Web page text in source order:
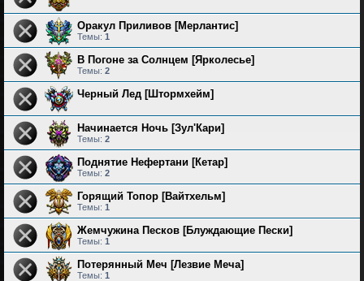
Оракул Приливов [Мерлантис]
Темы: 1
В Погоне за Солнцем [Ярколесье]
Темы: 2
Черный Лед [Штормхейм]
Начинается Ночь [Зул'Кари]
Темы: 2
Поднятие Нефертани [Кетар]
Темы: 2
Горящий Топор [Вайтхельм]
Темы: 1
Жемчужина Песков [Блуждающие Пески]
Темы: 1
Потерянный Меч [Лезвие Меча]
Темы: 1